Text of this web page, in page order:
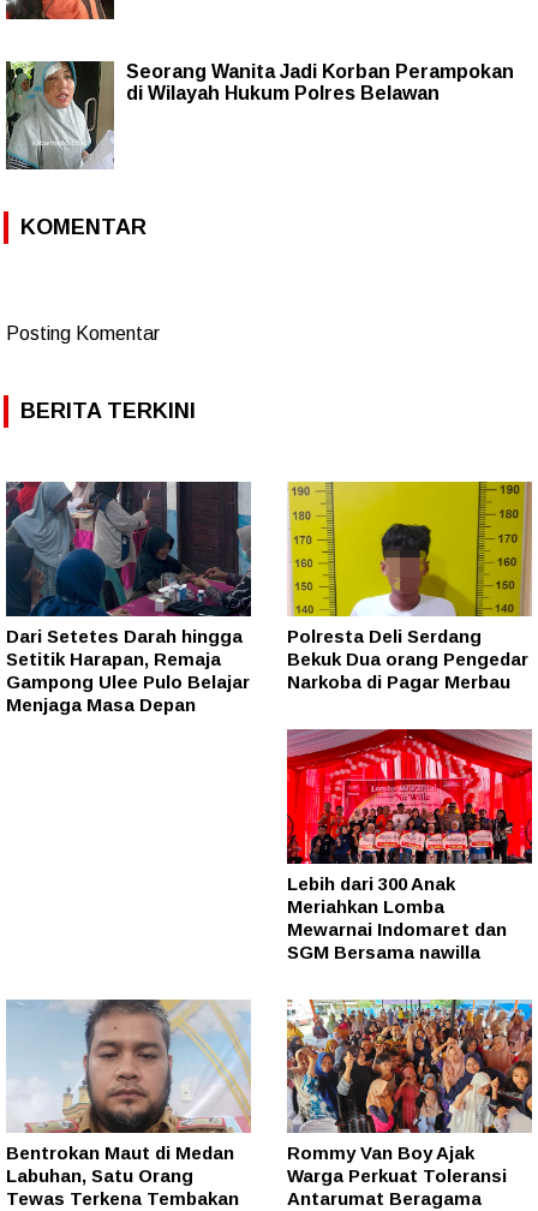
Seorang Wanita Jadi Korban Perampokan
di Wilayah Hukum Polres Belawan
KOMENTAR
Posting Komentar
BERITA TERKINI
Dari Setetes Darah hingga
Setitik Harapan, Remaja
Gampong Ulee Pulo Belajar
Menjaga Masa Depan
Polresta Deli Serdang
Bekuk Dua orang Pengedar
Narkoba di Pagar Merbau
Lebih dari 300 Anak
Meriahkan Lomba
Mewarnai Indomaret dan
SGM Bersama nawilla
Bentrokan Maut di Medan
Labuhan, Satu Orang
Tewas Terkena Tembakan
Rommy Van Boy Ajak
Warga Perkuat Toleransi
Antarumat Beragama